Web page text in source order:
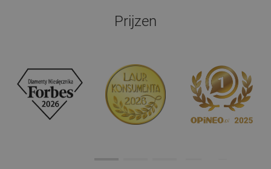
Prijzen